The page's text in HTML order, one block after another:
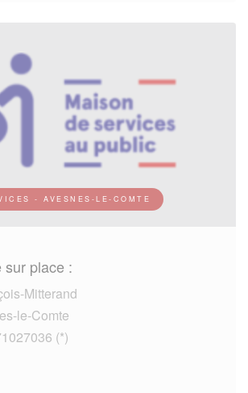
- AVESNES-LE-COMTE
sur place :
Mitterand
le-Comte
(*)